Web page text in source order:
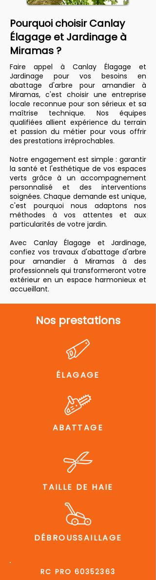
Pourquoi choisir Canlay
Élagage et Jardinage à
Miramas ?
Faire appel à Canlay Élagage et
Jardinage pour vos besoins en
abattage d'arbre pour amandier à
Miramas, c'est choisir une entreprise
locale reconnue pour son sérieux et sa
maîtrise technique. Nos équipes
qualifiées allient expérience du terrain
et passion du métier pour vous offrir
des prestations irréprochables.
Notre engagement est simple : garantir
la santé et l'esthétique de vos espaces
verts grâce à un accompagnement
personnalisé et des interventions
soignées. Chaque demande est unique,
c'est pourquoi nous adaptons nos
méthodes à vos attentes et aux
particularités de votre jardin.
Avec Canlay Élagage et Jardinage,
confiez vos travaux d'abattage d'arbre
pour amandier à Miramas à des
professionnels qui transformeront votre
extérieur en un espace harmonieux et
accueillant.
Nos prestations
ÉLAGAGE
ABATTAGE
TAILLE DE HAIE
DÉBROUSSAILLAGE
RC PRO 60352363